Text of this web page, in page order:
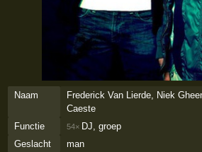
Naam
Frederick Van Lierde, Niek
Caeste
Functie
54× DJ, groep
Geslacht
man